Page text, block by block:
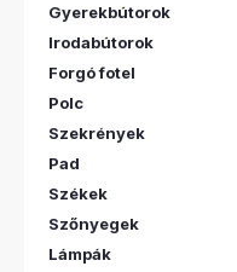
Gyerekbútorok
Irodabútorok
Forgó fotel
Polc
Szekrények
Pad
Székek
Szőnyegek
Lámpák